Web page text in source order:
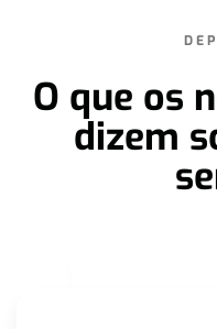
O que os
dizem